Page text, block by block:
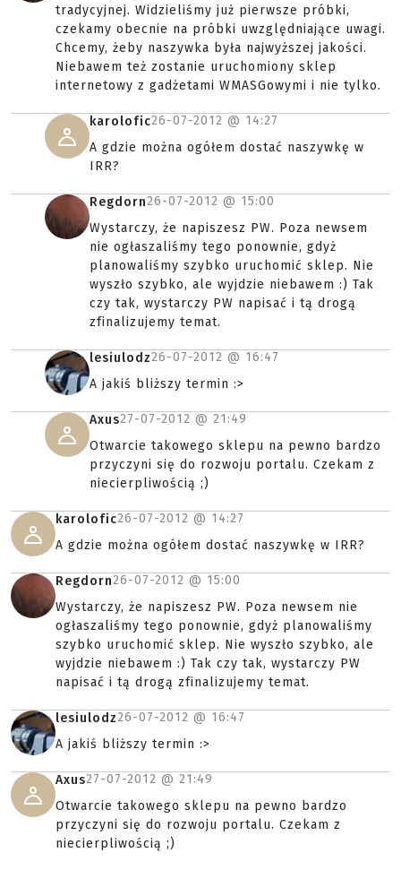
tradycyjnej. Widzieliśmy już pierwsze próbki,
czekamy obecnie na próbki uwzględniające uwagi.
Chcemy, żeby naszywka była najwyższej jakości.
Niebawem też zostanie uruchomiony sklep
internetowy z gadżetami WMASGowymi i nie tylko.
karolofic26-07-2012 @ 14:27
A gdzie można ogółem dostać naszywkę w
IRR?
Regdorn26-07-2012 @ 15:00
Wystarczy, że napiszesz PW. Poza newsem
nie ogłaszaliśmy tego ponownie, gdyż
planowaliśmy szybko uruchomić sklep. Nie
wyszło szybko, ale wyjdzie niebawem :) Tak
czy tak, wystarczy PW napisać i tą drogą
zfinalizujemy temat.
lesiulodz26-07-2012 @ 16:47
A jakiś bliższy termin :>
Axus27-07-2012 @ 21:49
Otwarcie takowego sklepu na pewno bardzo
przyczyni się do rozwoju portalu. Czekam z
niecierpliwością ;)
karolofic26-07-2012 @ 14:27
A gdzie można ogółem dostać naszywkę w IRR?
Regdorn26-07-2012 @ 15:00
Wystarczy, że napiszesz PW. Poza newsem nie
ogłaszaliśmy tego ponownie, gdyż planowaliśmy
szybko uruchomić sklep. Nie wyszło szybko, ale
wyjdzie niebawem :) Tak czy tak, wystarczy PW
napisać i tą drogą zfinalizujemy temat.
lesiulodz26-07-2012 @ 16:47
A jakiś bliższy termin :>
Axus27-07-2012 @ 21:49
Otwarcie takowego sklepu na pewno bardzo
przyczyni się do rozwoju portalu. Czekam z
niecierpliwością ;)